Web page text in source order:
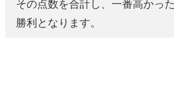
その点数を合計し、一番高かっ
勝利となります。